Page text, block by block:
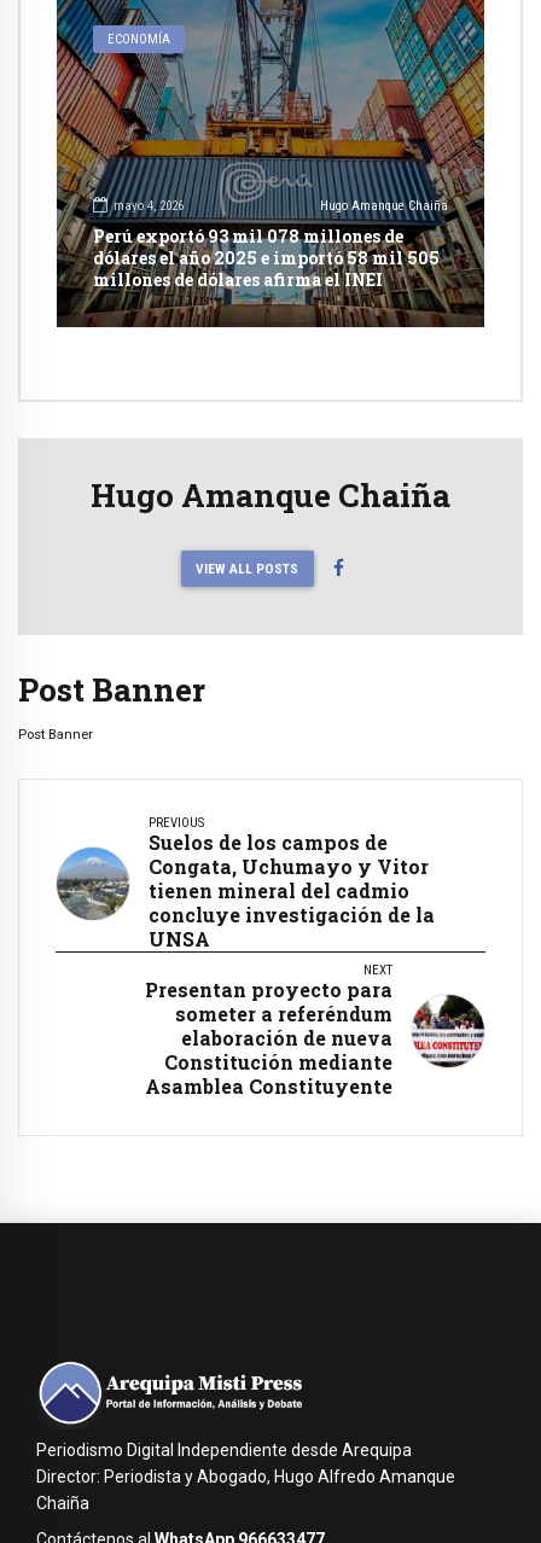
ECONOMÍA
mayo 4, 2026 Hugo Amanque Chaiña
Perú exportó 93 mil 078 millones de
dólares el año 2025 e importó 58 mil 505
millones de dólares afirma el INEI
Hugo Amanque Chaiña
VIEW ALL POSTS
Post Banner
Post Banner
PREVIOUS
Suelos de los campos de
Congata, Uchumayo y Vitor
tienen mineral del cadmio
concluye investigación de la
UNSA
NEXT
Presentan proyecto para
someter a referéndum
elaboración de nueva
Constitución mediante
Asamblea Constituyente
Periodismo Digital Independiente desde Arequipa
Director: Periodista y Abogado, Hugo Alfredo Amanque
Chaiña